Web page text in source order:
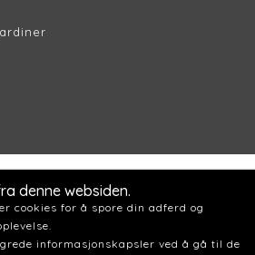
denne websiden.
cookies for å spore din adferd og
informasjonskapsler ved å gå til de